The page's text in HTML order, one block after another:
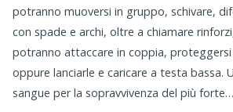
potranno muoversi in gruppo, schivare,
con spade e archi, oltre a chiamare
potranno attaccare in coppia, proteggersi
oppure lanciarle e caricare a testa bassa.
sangue per la sopravvivenza del più